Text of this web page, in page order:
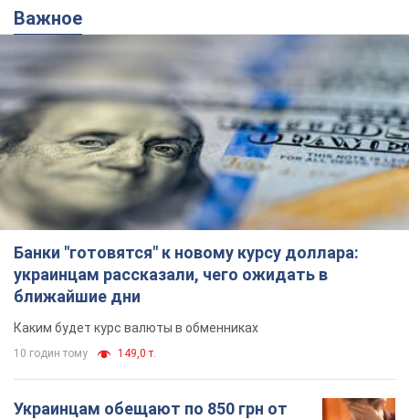
Важное
Банки "готовятся" к новому курсу доллара:
украинцам рассказали, чего ожидать в
ближайшие дни
Каким будет курс валюты в обменниках
10 годин тому 149,0 т.
Украинцам обещают по 850 грн от